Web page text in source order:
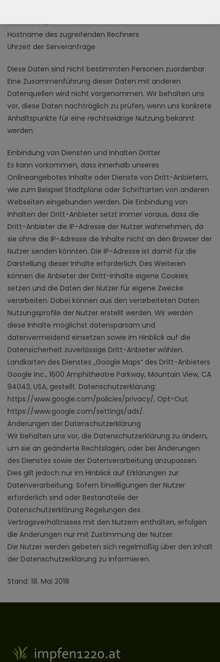
Referrer URL
Hostname des zugreifenden Rechners
Uhrzeit der Serveranfrage
Diese Daten sind nicht bestimmten Personen zuordenbar.
Eine Zusammenführung dieser Daten mit anderen
Datenquellen wird nicht vorgenommen. Wir behalten uns
vor, diese Daten nachträglich zu prüfen, wenn uns konkrete
Anhaltspunkte für eine rechtswidrige Nutzung bekannt
werden.
Einbindung von Diensten und Inhalten Dritter
Es kann vorkommen, dass innerhalb unseres
Onlineangebotes Inhalte oder Dienste von Dritt-Anbietern,
wie zum Beispiel Stadtpläne oder Schriftarten von anderen
Webseiten eingebunden werden. Die Einbindung von
Inhalten der Dritt-Anbieter setzt immer voraus, dass die
Dritt-Anbieter die IP-Adresse der Nutzer wahrnehmen, da
sie ohne die IP-Adresse die Inhalte nicht an den Browser der
Nutzer senden könnten. Die IP-Adresse ist damit für die
Darstellung dieser Inhalte erforderlich. Des Weiteren
können die Anbieter der Dritt-Inhalte eigene Cookies
setzen und die Daten der Nutzer für eigene Zwecke
verarbeiten. Dabei können aus den verarbeiteten Daten
Nutzungsprofile der Nutzer erstellt werden. Wir werden
diese Inhalte möglichst datensparsam und
datenvermeidend einsetzen sowie im Hinblick auf die
Datensicherheit zuverlässige Dritt-Anbieter wählen.
Landkarten des Dienstes „Google Maps“ des Dritt-Anbieters
Google Inc., 1600 Amphitheatre Parkway, Mountain View, CA
94043, USA, gestellt. Datenschutzerklärung:
https://www.google.com/policies/privacy/, Opt-Out:
https://www.google.com/settings/ads/.
Änderungen der Datenschutzerklärung
Wir behalten uns vor, die Datenschutzerklärung zu ändern,
um sie an geänderte Rechtslagen, oder bei Änderungen
des Dienstes sowie der Datenverarbeitung anzupassen.
Dies gilt jedoch nur im Hinblick auf Erklärungen zur
Datenverarbeitung. Sofern Einwilligungen der Nutzer
erforderlich sind oder Bestandteile der
Datenschutzerklärung Regelungen des
Vertragsverhältnisses mit den Nutzern enthalten, erfolgen
die Änderungen nur mit Zustimmung der Nutzer.
Die Nutzer werden gebeten sich regelmäßig über den Inhalt
der Datenschutzerklärung zu informieren.
Stand: 18. Mai 2018